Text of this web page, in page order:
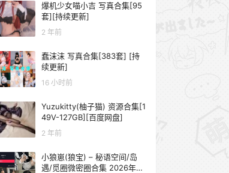
爆机少女喵小吉 写真合集[95
套][持续更新]
2 年前
蠢沫沫 写真合集[383套] [持
续更新]
16 小时前
Yuzukitty(柚子猫) 资源合集[1
49V-127GB][百度网盘]
2 年前
小狼崽(狼宝) – 秘语空间/岛
遇/觅圈微密圈合集 2026年抖